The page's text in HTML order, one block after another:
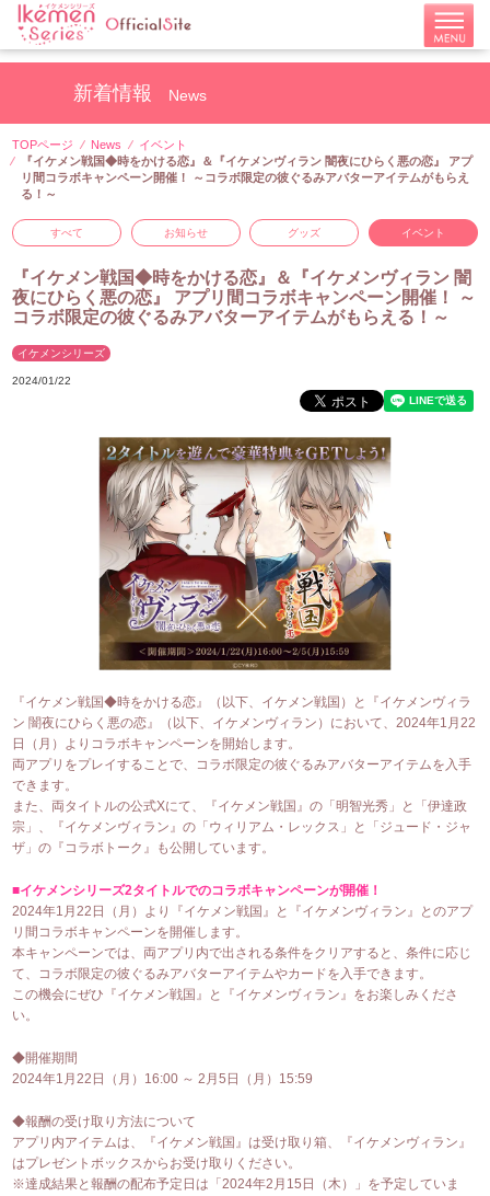
新着情報 News
TOPページ News
イベント
『イケメン戦国◆時をかける恋』＆『イケメンヴィラン 闇夜にひらく悪の恋』 アプ
リ間コラボキャンペーン開催！ ～コラボ限定の彼ぐるみアバターアイテムがもらえ
る！～
すべて お知らせ グッズ イベント
『イケメン戦国◆時をかける恋』＆『イケメンヴィラン 闇
夜にひらく悪の恋』 アプリ間コラボキャンペーン開催！ ～
コラボ限定の彼ぐるみアバターアイテムがもらえる！～
イケメンシリーズ
2024/01/22
『イケメン戦国◆時をかける恋』（以下、イケメン戦国）と『イケメンヴィラ
ン 闇夜にひらく悪の恋』（以下、イケメンヴィラン）において、2024年1月22
日（月）よりコラボキャンペーンを開始します。
両アプリをプレイすることで、コラボ限定の彼ぐるみアバターアイテムを入手
できます。
また、両タイトルの公式Xにて、『イケメン戦国』の「明智光秀」と「伊達政
宗」、『イケメンヴィラン』の「ウィリアム・レックス」と「ジュード・ジャ
ザ」の『コラボトーク』も公開しています。
■イケメンシリーズ2タイトルでのコラボキャンペーンが開催！
2024年1月22日（月）より『イケメン戦国』と『イケメンヴィラン』とのアプ
リ間コラボキャンペーンを開催します。
本キャンペーンでは、両アプリ内で出される条件をクリアすると、条件に応じ
て、コラボ限定の彼ぐるみアバターアイテムやカードを入手できます。
この機会にぜひ『イケメン戦国』と『イケメンヴィラン』をお楽しみくださ
い。
◆開催期間
2024年1月22日（月）16:00 ～ 2月5日（月）15:59
◆報酬の受け取り方法について
アプリ内アイテムは、『イケメン戦国』は受け取り箱、『イケメンヴィラン』
はプレゼントボックスからお受け取りください。
※達成結果と報酬の配布予定日は「2024年2月15日（木）」を予定していま